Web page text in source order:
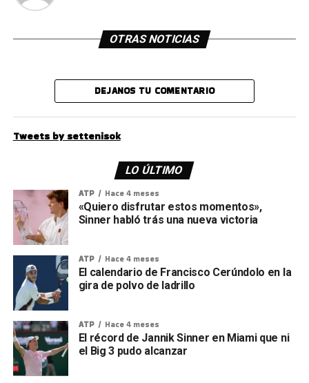
OTRAS NOTICIAS
DEJANOS TU COMENTARIO
Tweets by settenisok
LO ÚLTIMO
ATP Hace 4 meses
«Quiero disfrutar estos momentos»,
Sinner habló trás una nueva victoria
ATP Hace 4 meses
El calendario de Francisco Cerúndolo en la
gira de polvo de ladrillo
ATP Hace 4 meses
El récord de Jannik Sinner en Miami que ni
el Big 3 pudo alcanzar